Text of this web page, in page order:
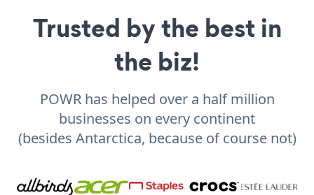
Trusted by the best in
the biz!
POWR has helped over a half million
businesses on every continent
(besides Antarctica, because of course not)